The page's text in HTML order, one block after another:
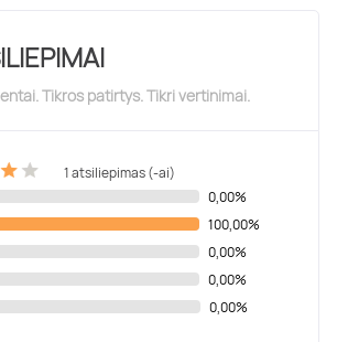
Tikros patirtys. Tikri vertinimai.
1 atsiliepimas (-ai)
0,00%
100,00%
0,00%
0,00%
0,00%